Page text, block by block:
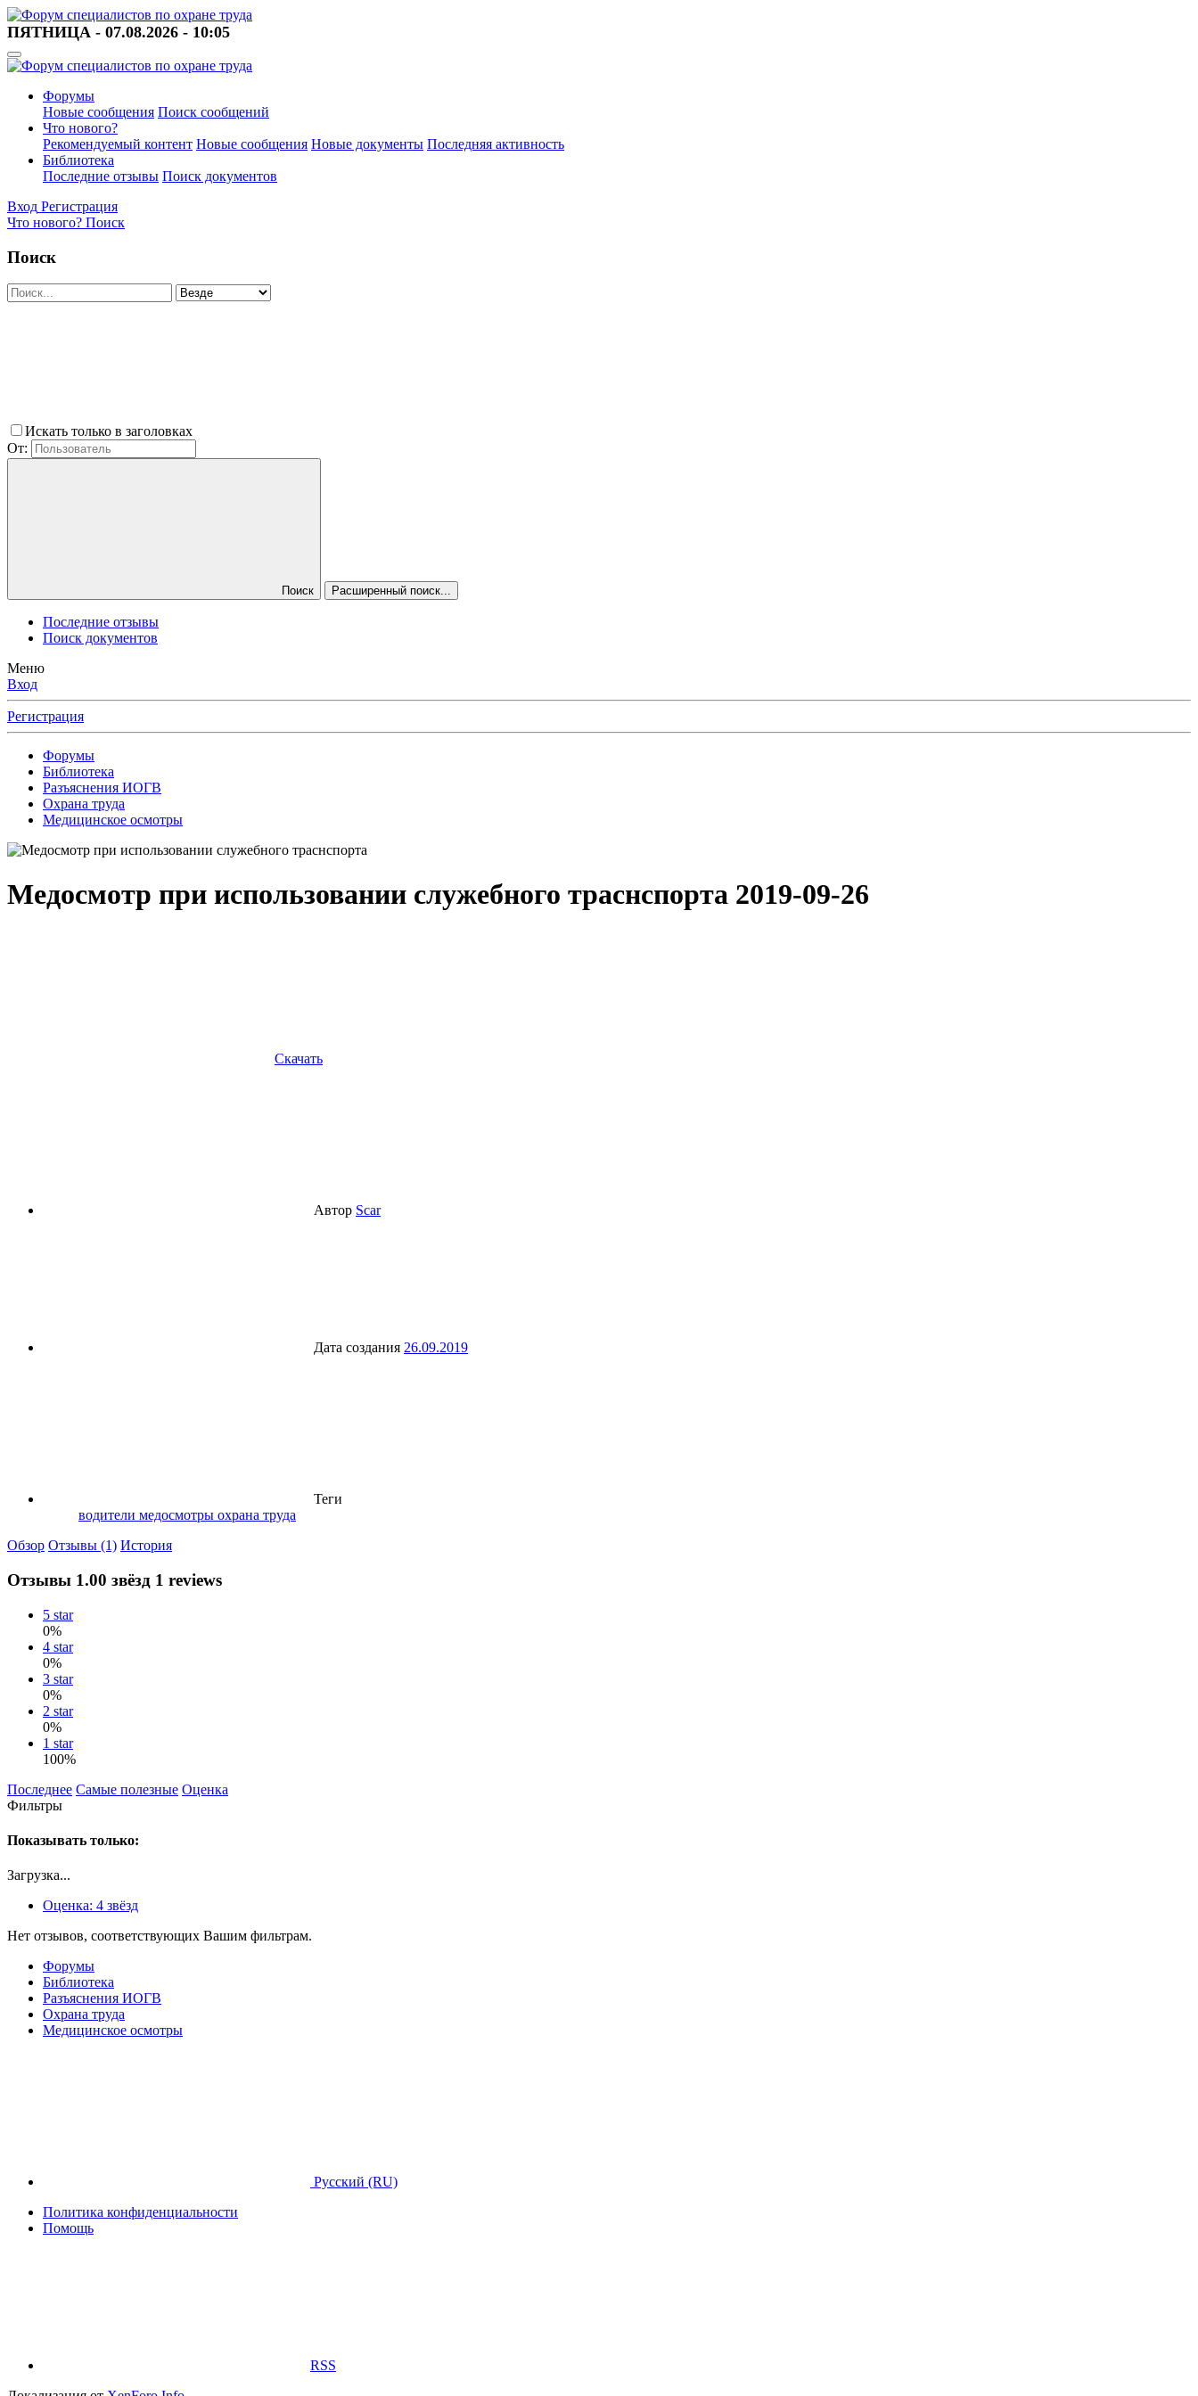
ПЯТНИЦА - 07.08.2026 - 10:05
Форумы
Новые сообщения Поиск сообщений
Что нового?
Рекомендуемый контент Новые сообщения Новые документы Последняя активность
Библиотека
Последние отзывы Поиск документов
Вход Регистрация
Что нового? Поиск
Поиск
Искать только в заголовках
От:
Поиск Расширенный поиск...
Последние отзывы
Поиск документов
Меню
Вход
Регистрация
Форумы
Библиотека
Разъяснения ИОГВ
Охрана труда
Медицинское осмотры
Медосмотр при использовании служебного траснспорта 2019-09-26
Скачать
Автор Scar
Дата создания 26.09.2019
Теги
водители медосмотры охрана труда
Обзор Отзывы (1) История
Отзывы 1.00 звёзд 1 reviews
5 star
0%
4 star
0%
3 star
0%
2 star
0%
1 star
100%
Последнее Самые полезные Оценка
Фильтры
Показывать только:
Загрузка...
Оценка: 4 звёзд
Нет отзывов, соответствующих Вашим фильтрам.
Форумы
Библиотека
Разъяснения ИОГВ
Охрана труда
Медицинское осмотры
Русский (RU)
Политика конфиденциальности
Помощь
RSS